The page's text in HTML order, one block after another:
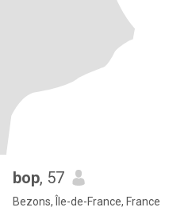
bop, 57
Bezons, Île-de-France, France